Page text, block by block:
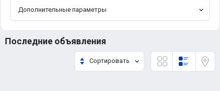
Дополнительные параметры
Последние объявления
Сортировать